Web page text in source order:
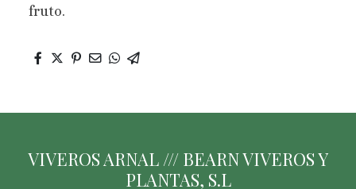
fruto.
VIVEROS ARNAL /// BEARN VIVEROS Y
PLANTAS, S.L